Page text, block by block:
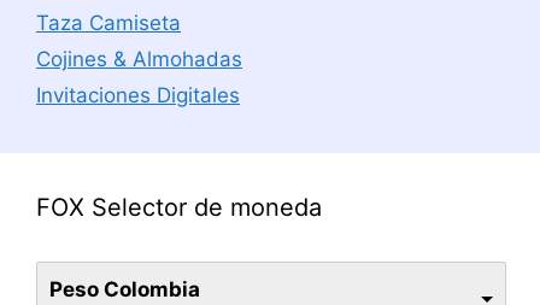
Taza Camiseta
Cojines & Almohadas
Invitaciones Digitales
FOX Selector de moneda
Peso Colombia